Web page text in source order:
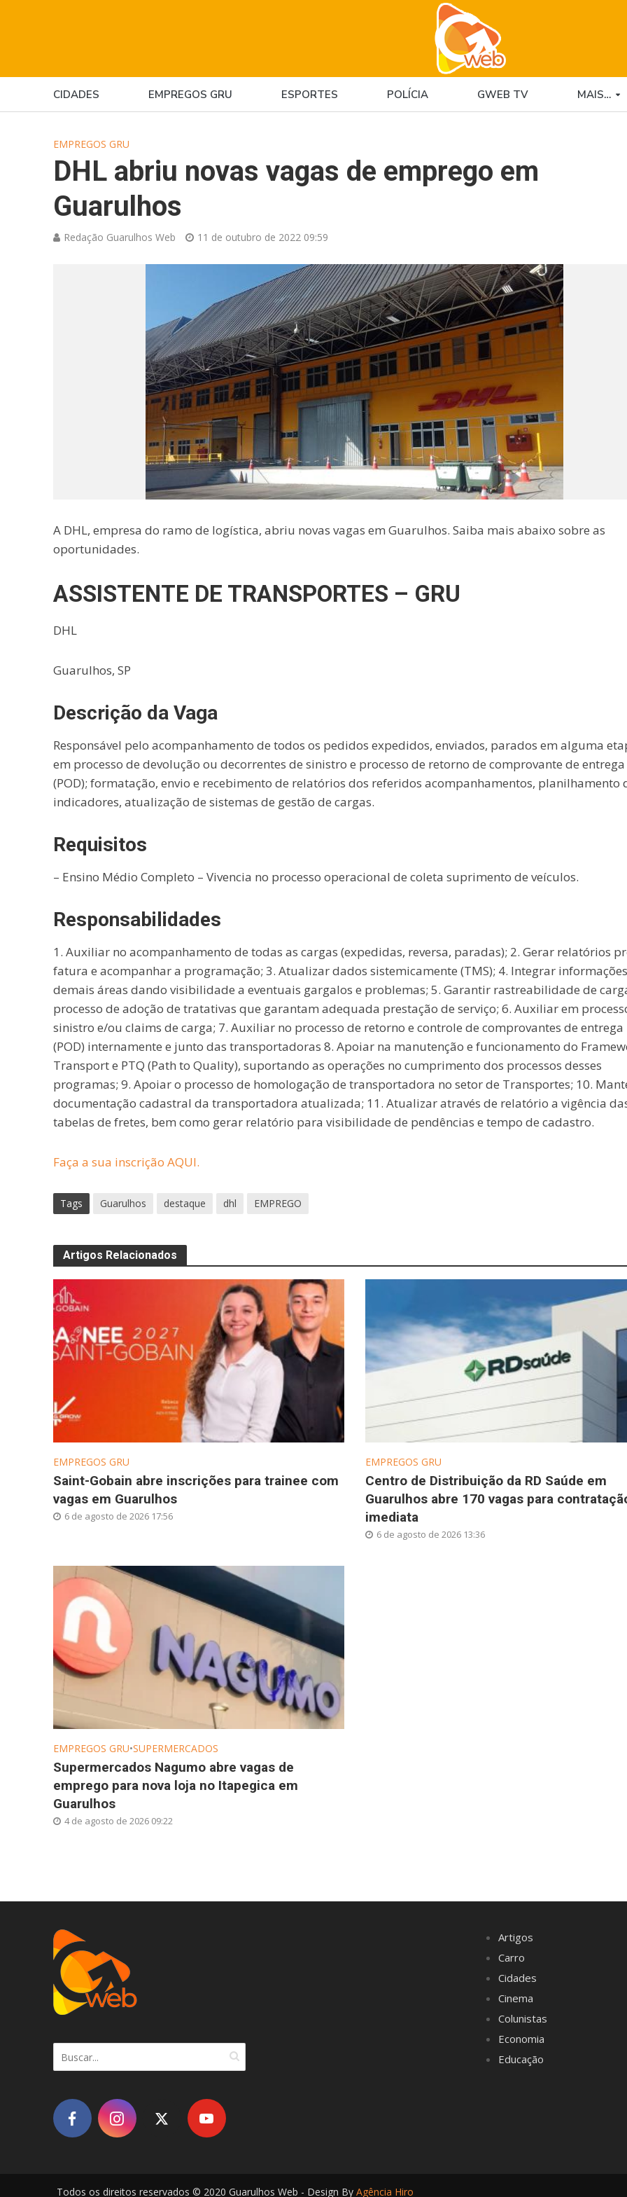
CIDADES EMPREGOS GRU ESPORTES POLÍCIA GWEB TV MAIS…
EMPREGOS GRU
DHL abriu novas vagas de emprego em
Guarulhos
Redação Guarulhos Web 11 de outubro de 2022 09:59
A DHL, empresa do ramo de logística, abriu novas vagas em Guarulhos. Saiba mais abaixo sobre as
oportunidades.
ASSISTENTE DE TRANSPORTES – GRU
DHL
Guarulhos, SP
Descrição da Vaga
Responsável pelo acompanhamento de todos os pedidos expedidos, enviados, parados em alguma
em processo de devolução ou decorrentes de sinistro e processo de retorno de comprovante de entrega
(POD); formatação, envio e recebimento de relatórios dos referidos acompanhamentos, planilhamento
indicadores, atualização de sistemas de gestão de cargas.
Requisitos
– Ensino Médio Completo – Vivencia no processo operacional de coleta suprimento de veículos.
Responsabilidades
1. Auxiliar no acompanhamento de todas as cargas (expedidas, reversa, paradas); 2. Gerar relatórios
fatura e acompanhar a programação; 3. Atualizar dados sistemicamente (TMS); 4. Integrar
demais áreas dando visibilidade a eventuais gargalos e problemas; 5. Garantir rastreabilidade de
processo de adoção de tratativas que garantam adequada prestação de serviço; 6. Auxiliar em
sinistro e/ou claims de carga; 7. Auxiliar no processo de retorno e controle de comprovantes de entrega
(POD) internamente e junto das transportadoras 8. Apoiar na manutenção e funcionamento do
Transport e PTQ (Path to Quality), suportando as operações no cumprimento dos processos desses
programas; 9. Apoiar o processo de homologação de transportadora no setor de Transportes; 10.
documentação cadastral da transportadora atualizada; 11. Atualizar através de relatório a vigência
tabelas de fretes, bem como gerar relatório para visibilidade de pendências e tempo de cadastro.
Faça a sua inscrição AQUI.
Tags Guarulhos destaque dhl EMPREGO
Artigos Relacionados
EMPREGOS GRU
Saint-Gobain abre inscrições para trainee com
vagas em Guarulhos
6 de agosto de 2026 17:56
EMPREGOS GRU
Centro de Distribuição da RD Saúde em
Guarulhos abre 170 vagas para
imediata
6 de agosto de 2026 13:36
EMPREGOS GRU•SUPERMERCADOS
Supermercados Nagumo abre vagas de
emprego para nova loja no Itapegica em
Guarulhos
4 de agosto de 2026 09:22
Artigos
Carro
Cidades
Cinema
Colunistas
Economia
Educação
Todos os direitos reservados © 2020 Guarulhos Web - Design By Agência Hiro